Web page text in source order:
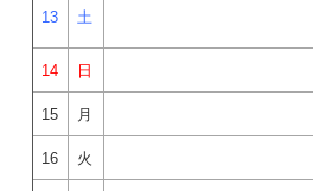
13 土
14 日
15 月
16 火